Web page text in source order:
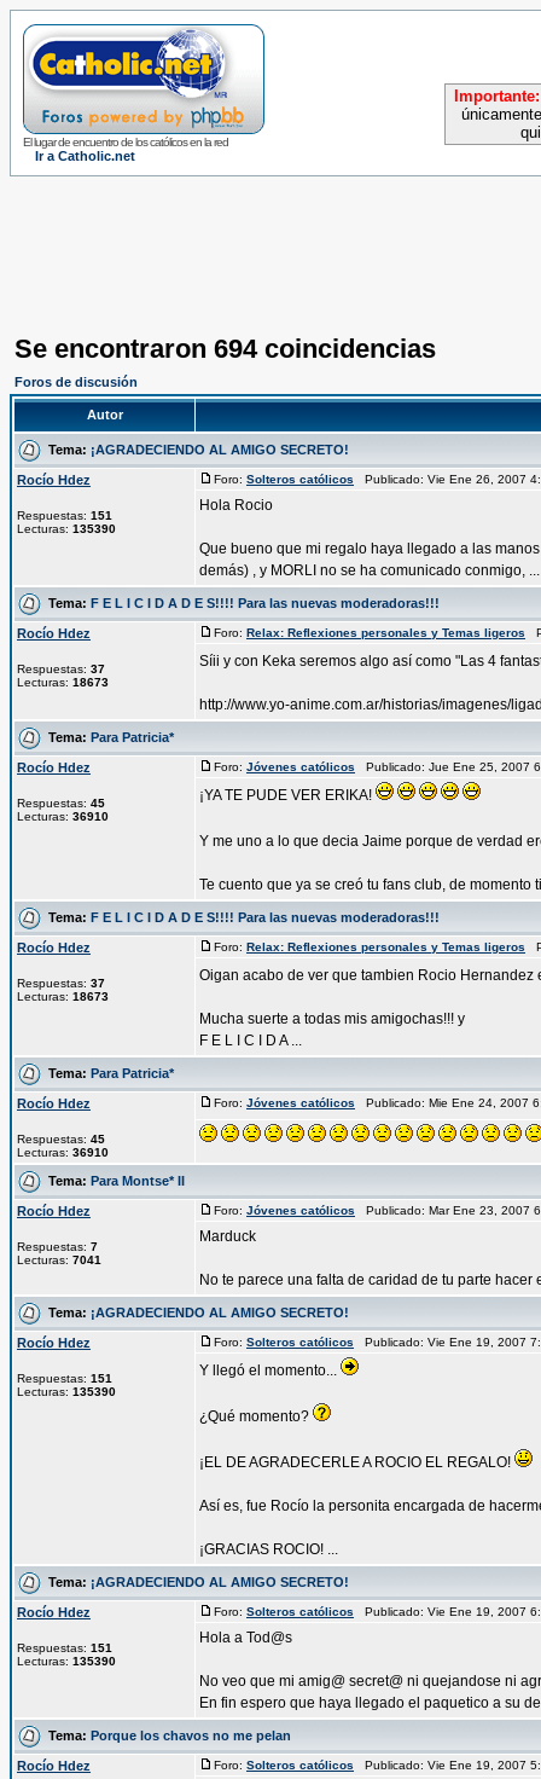
El lugar de encuentro de los católicos en la red
Ir a Catholic.net
Importante:
Se encontraron 694 coincidencias
Foros de discusión
Autor
Tema: ¡AGRADECIENDO AL AMIGO SECRETO!
Rocío Hdez
Respuestas: 151
Lecturas: 135390
Foro: Solteros católicos Publicado: Vie Ene 26, 2007
Hola Rocio
Que bueno que mi regalo haya llegado a las
demás) , y MORLI no se ha comunicado conmigo, ...
Tema: F E L I C I D A D E S!!!! Para las nuevas moderadoras!!!
Rocío Hdez
Respuestas: 37
Lecturas: 18673
Foro: Relax: Reflexiones personales y Temas ligeros
Síii y con Keka seremos algo así como "Las 4
http://www.yo-anime.com.ar/historias/imagenes/
Tema: Para Patricia*
Rocío Hdez
Respuestas: 45
Lecturas: 36910
Foro: Jóvenes católicos Publicado: Jue Ene 25, 2007
¡YA TE PUDE VER ERIKA!
Y me uno a lo que decia Jaime porque de verdad
Te cuento que ya se creó tu fans club, de momento
Tema: F E L I C I D A D E S!!!! Para las nuevas moderadoras!!!
Rocío Hdez
Respuestas: 37
Lecturas: 18673
Foro: Relax: Reflexiones personales y Temas ligeros
Oigan acabo de ver que tambien Rocio
Mucha suerte a todas mis amigochas!!! y
F E L I C I D A ...
Tema: Para Patricia*
Rocío Hdez
Respuestas: 45
Lecturas: 36910
Foro: Jóvenes católicos Publicado: Mie Ene 24, 2007
Tema: Para Montse* II
Rocío Hdez
Respuestas: 7
Lecturas: 7041
Foro: Jóvenes católicos Publicado: Mar Ene 23, 2007
Marduck
No te parece una falta de caridad de tu parte hacer
Tema: ¡AGRADECIENDO AL AMIGO SECRETO!
Rocío Hdez
Respuestas: 151
Lecturas: 135390
Foro: Solteros católicos Publicado: Vie Ene 19, 2007
Y llegó el momento...
¿Qué momento?
¡EL DE AGRADECERLE A ROCIO EL REGALO!
Así es, fue Rocío la personita encargada de
¡GRACIAS ROCIO! ...
Tema: ¡AGRADECIENDO AL AMIGO SECRETO!
Rocío Hdez
Respuestas: 151
Lecturas: 135390
Foro: Solteros católicos Publicado: Vie Ene 19, 2007
Hola a Tod@s
No veo que mi amig@ secret@ ni quejandose ni
En fin espero que haya llegado el paquetico a su
Tema: Porque los chavos no me pelan
Rocío Hdez Foro: Solteros católicos Publicado: Vie Ene 19, 2007